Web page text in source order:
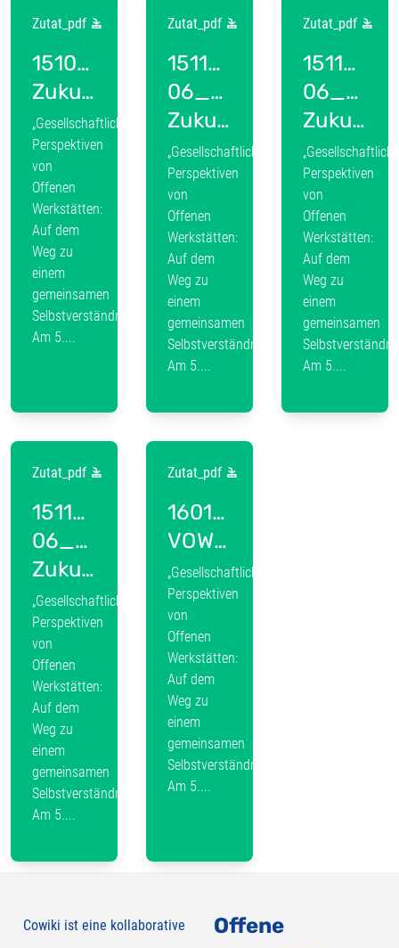
Zutat_pdf
151029_Ablaufplan_VOW-
Zukunftsworkshop
„Gesellschaftliche
Perspektiven
von
Offenen
Werkstätten:
Auf dem
Weg zu
einem
gemeinsamen
Selbstverständnis“
Am 5....
Zutat_pdf
151105-
06_Doku_VOW-
Zukunftsworkshop_03_Verlaufsprotokoll
„Gesellschaftliche
Perspektiven
von
Offenen
Werkstätten:
Auf dem
Weg zu
einem
gemeinsamen
Selbstverständnis“
Am 5....
Zutat_pdf
151105-
Zukunftsworkshop_01_Manteldokument
„Gesellschaftliche
Perspektiven
von
Offenen
Werkstätten:
Auf dem
Weg zu
einem
gemeinsamen
Am 5....
Zutat_pdf
151105-
06_Doku_VOW-
Zukunftsworkshop_02_Einführung
„Gesellschaftliche
Perspektiven
von
Offenen
Werkstätten:
Auf dem
Weg zu
einem
gemeinsamen
Selbstverständnis“
Am 5....
Zutat_pdf
VOW_Resumee
„Gesellschaftliche
Perspektiven
von
Offenen
Werkstätten:
Auf dem
Weg zu
einem
gemeinsamen
Selbstverständnis“
Am 5....
Cowiki ist eine kollaborative
Offene